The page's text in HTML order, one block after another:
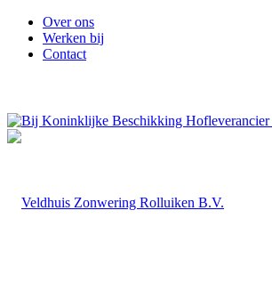
Over ons
Werken bij
Contact